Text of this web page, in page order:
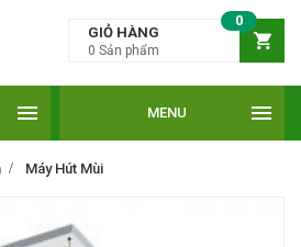
GIỎ HÀNG
0
0 Sản phẩm
MENU
Máy Hút Mùi